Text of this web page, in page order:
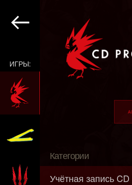
ИГРЫ:
Категории
Учётная запись